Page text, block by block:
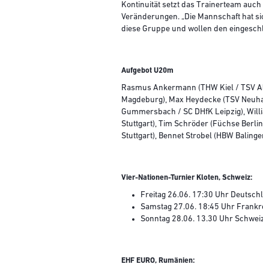
Kontinuität setzt das Trainerteam
Veränderungen. „Die Mannschaft hat
diese Gruppe und wollen den
Aufgebot U20m
Rasmus Ankermann (THW Kiel / TSV
Magdeburg), Max Heydecke (TSV
Gummersbach / SC DHfK Leipzig),
Stuttgart), Tim Schröder (Füchse
Stuttgart), Bennet Strobel (HBW
Vier-Nationen-Turnier Kloten, Schweiz:
Freitag 26.06. 17:30 Uhr
Samstag 27.06. 18:45 Uhr
Sonntag 28.06. 13.30 Uhr
EHF EURO, Rumänien: